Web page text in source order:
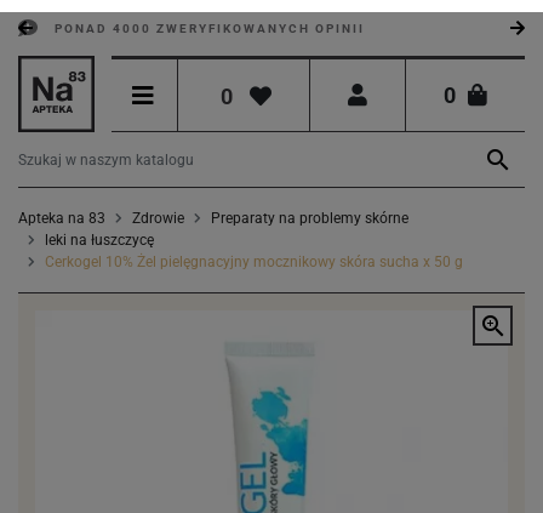
PONAD 4000 ZWERYFIKOWANYCH OPINII
0 0

Apteka na 83 Zdrowie
Preparaty na problemy skórne
leki na łuszczycę
Cerkogel 10% Żel pielęgnacyjny mocznikowy skóra sucha x 50 g
